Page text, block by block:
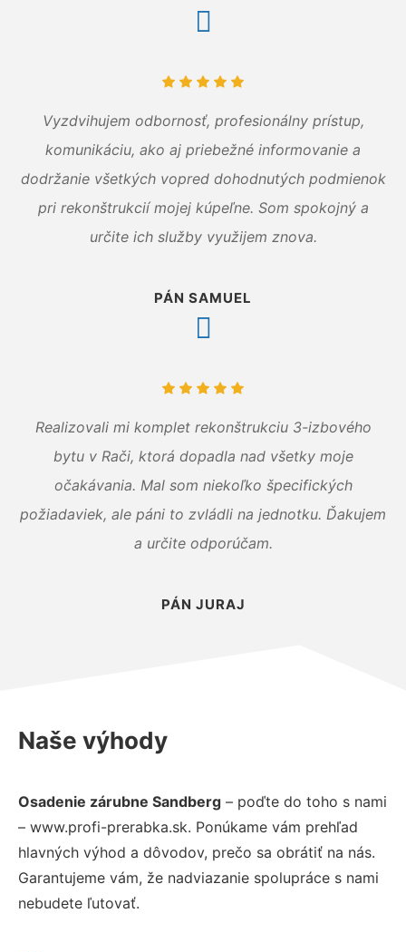
Vyzdvihujem odbornosť, profesionálny prístup,
komunikáciu, ako aj priebežné informovanie a
dodržanie všetkých vopred dohodnutých podmienok
pri rekonštrukcií mojej kúpeľne. Som spokojný a
určite ich služby využijem znova.
PÁN SAMUEL
Realizovali mi komplet rekonštrukciu 3-izbového
bytu v Rači, ktorá dopadla nad všetky moje
očakávania. Mal som niekoľko špecifických
požiadaviek, ale páni to zvládli na jednotku. Ďakujem
a určite odporúčam.
PÁN JURAJ
Naše výhody
Osadenie zárubne Sandberg – poďte do toho s nami
– www.profi-prerabka.sk. Ponúkame vám prehľad
hlavných výhod a dôvodov, prečo sa obrátiť na nás.
Garantujeme vám, že nadviazanie spolupráce s nami
nebudete ľutovať.